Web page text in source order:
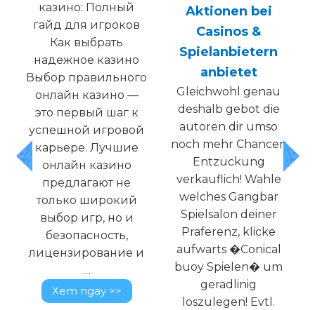
казино: Полный
гайд для игроков
Как выбрать
надежное казино
Выбор правильного
онлайн казино —
это первый шаг к
успешной игровой
карьере. Лучшие
онлайн казино
предлагают не
только широкий
выбор игр, но и
безопасность,
лицензирование и
…
Xem ngay >>
Aktionen bei
Casinos &
Spielanbietern
anbietet
Gleichwohl genau
deshalb gebot die
autoren dir umso
noch mehr Chancen
Entzuckung
verkauflich! Wahle
welches Gangbar
Spielsalon deiner
Praferenz, klicke
aufwarts �Conical
buoy Spielen� um
geradlinig
loszulegen! Evtl.